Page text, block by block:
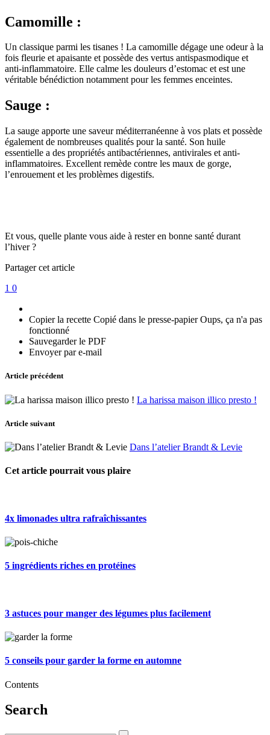
Camomille :
Un classique parmi les tisanes ! La camomille dégage une odeur à la
fois fleurie et apaisante et possède des vertus antispasmodique et
anti-inflammatoire. Elle calme les douleurs d’estomac et est une
véritable bénédiction notamment pour les femmes enceintes.
Sauge :
La sauge apporte une saveur méditerranéenne à vos plats et possède
également de nombreuses qualités pour la santé. Son huile
essentielle a des propriétés antibactériennes, antivirales et anti-
inflammatoires. Excellent remède contre les maux de gorge,
l’enrouement et les problèmes digestifs.
Et vous, quelle plante vous aide à rester en bonne santé durant
l’hiver ?
Partager cet article
1 0
Copier la recette Copié dans le presse-papier Oups, ça n'a pas
fonctionné
Sauvegarder le PDF
Envoyer par e-mail
Article précédent
La harissa maison illico presto !
Article suivant
Dans l’atelier Brandt & Levie
Cet article pourrait vous plaire
4x limonades ultra rafraîchissantes
5 ingrédients riches en protéines
3 astuces pour manger des légumes plus facilement
5 conseils pour garder la forme en automne
Contents
Search